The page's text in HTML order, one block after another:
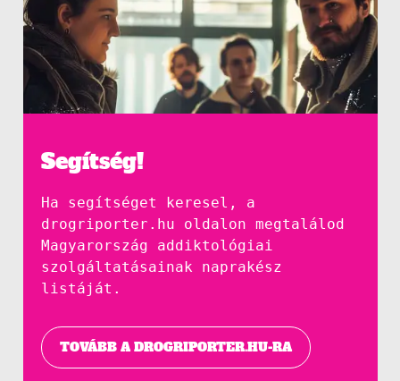
Segítség!
Ha segítséget keresel, a
drogriporter.hu oldalon megtalálod
Magyarország addiktológiai
szolgáltatásainak naprakész
listáját.
TOVÁBB A DROGRIPORTER.HU-RA